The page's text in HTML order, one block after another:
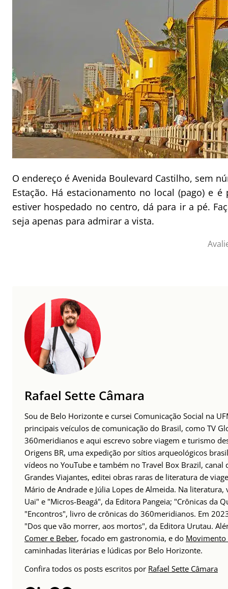
O endereço é Avenida Boulevard Castilho, sem
Estação. Há estacionamento no local (pago) e
estiver hospedado no centro, dá para ir a pé.
seja apenas para admirar a vista.
Rafael Sette Câmara
Sou de Belo Horizonte e cursei Comunicação Social na
principais veículos de comunicação do Brasil, como TV
360meridianos e aqui escrevo sobre viagem e turismo
Origens BR, uma expedição por sítios arqueológicos
vídeos no YouTube e também no Travel Box Brazil,
Grandes Viajantes, editei obras raras de literatura de
Mário de Andrade e Júlia Lopes de Almeida. Na
Uai" e "Micros-Beagá", da Editora Pangeia; "Crônicas da
"Encontros", livro de crônicas do 360meridianos. Em
"Dos que vão morrer, aos mortos", da Editora Urutau.
Comer e Beber, focado em gastronomia, e do Movimento
caminhadas literárias e lúdicas por Belo Horizonte.
Confira todos os posts escritos por Rafael Sette Câmara